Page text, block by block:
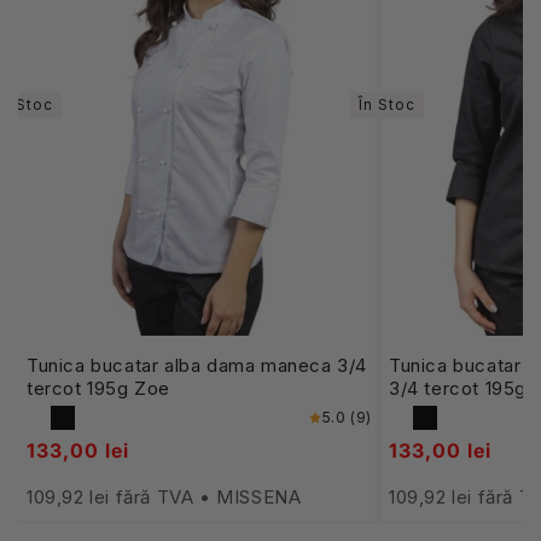
Stoc
Tunica bucatar alba dama maneca 3/4
tercot 195g Zoe
5.0 (9)
133,00 lei
109,92 lei fără TVA • MISSENA
În Stoc
Tunica bucatar
3/4 tercot 195g
133,00 lei
109,92 lei fără